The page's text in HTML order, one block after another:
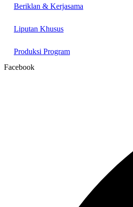
Beriklan & Kerjasama
Liputan Khusus
Produksi Program
Facebook